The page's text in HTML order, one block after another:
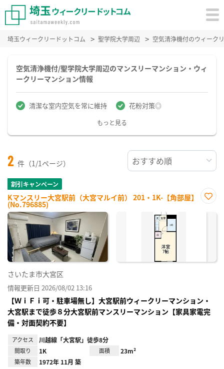
埼玉ウィークリードットコム 聖学院大学周辺 空気清浄機付のウィーク
空気清浄機付/聖学院大学周辺のマンスリーマンション・ウィ
ークリーマンション情報
清潔な室内空気を常に維持 花粉対策◎
もっと見る
2 件（1/1ページ）
割引キャンペーン
Kマンスリー大宮駅前（大宮マルイ前） 201・1K-【角部屋】
(No.796885)
に入
さいたま市大宮区
情報更新日 2026/08/02 13:16
【ＷｉＦｉ可・駐車場無し】大宮駅前ウィークリーマンション・
大宮駅まで徒歩８分大宮駅前マンスリーマンション【家具家電完
備・対面契約不要】
アクセス 川越線「大宮駅」徒歩8分
間取り 1K 面積 23m²
築年数 1972年 11月 築